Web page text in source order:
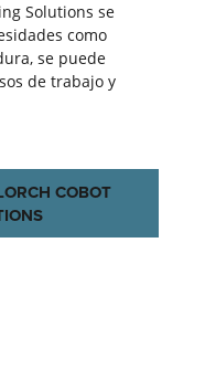
Solutions se
como
se puede
de trabajo y
COBOT